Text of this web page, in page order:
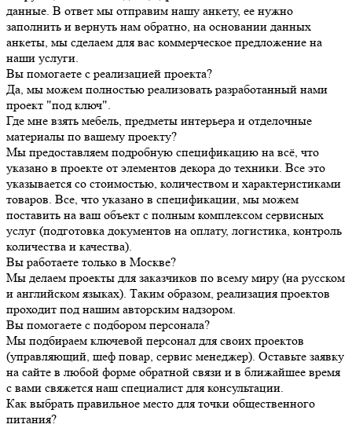
данные. В ответ мы отправим нашу анкету, ее нужно
заполнить и вернуть нам обратно, на основании данных
анкеты, мы сделаем для вас коммерческое предложение на
наши услуги.
Вы помогаете с реализацией проекта?
Да, мы можем полностью реализовать разработанный нами
проект "под ключ".
Где мне взять мебель, предметы интерьера и отделочные
материалы по вашему проекту?
Мы предоставляем подробную спецификацию на всё, что
указано в проекте от элементов декора до техники. Все это
указывается со стоимостью, количеством и характеристиками
товаров. Все, что указано в спецификации, мы можем
поставить на ваш объект с полным комплексом сервисных
услуг (подготовка документов на оплату, логистика, контроль
количества и качества).
Вы работаете только в Москве?
Мы делаем проекты для заказчиков по всему миру (на русском
и английском языках). Таким образом, реализация проектов
проходит под нашим авторским надзором.
Вы помогаете с подбором персонала?
Мы подбираем ключевой персонал для своих проектов
(управляющий, шеф повар, сервис менеджер). Оставьте заявку
на сайте в любой форме обратной связи и в ближайшее время
с вами свяжется наш специалист для консультации.
Как выбрать правильное место для точки общественного
питания?